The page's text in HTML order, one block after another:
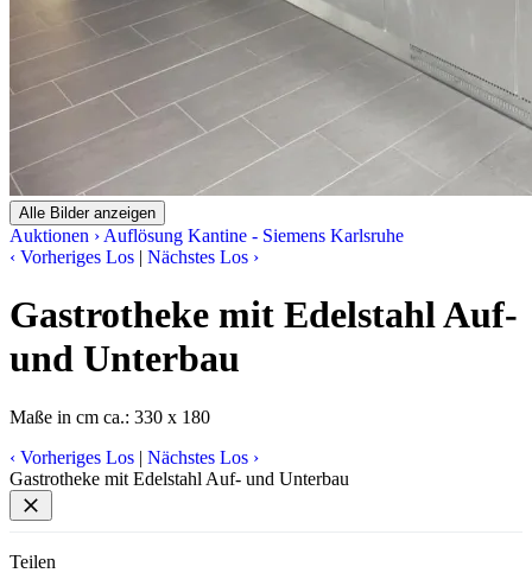
Alle Bilder anzeigen
Auktionen › Auflösung Kantine - Siemens Karlsruhe
‹ Vorheriges Los | Nächstes Los ›
Gastrotheke mit Edelstahl Auf-
und Unterbau
Maße in cm ca.: 330 x 180
‹ Vorheriges Los | Nächstes Los ›
Gastrotheke mit Edelstahl Auf- und Unterbau
Teilen